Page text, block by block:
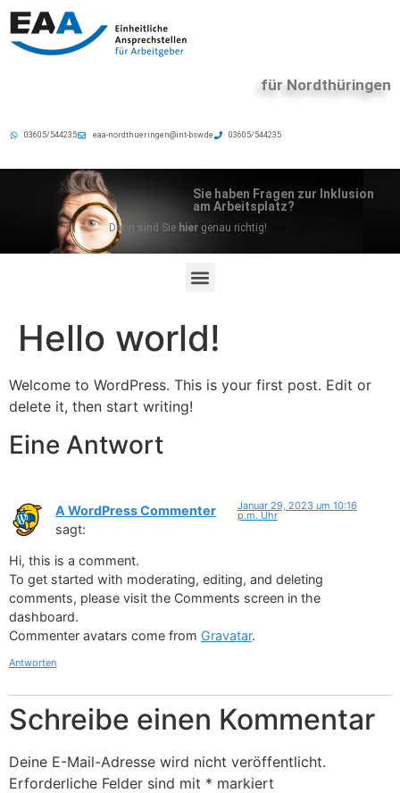
für Nordthüringen
03605/544235 eaa-nordthueringen@int-bsw.de 03605/544235
Sie haben Fragen zur Inklusion
am Arbeitsplatz?
Dann sind Sie hier genau richtig!
Hello world!
Welcome to WordPress. This is your first post. Edit or
delete it, then start writing!
Eine Antwort
A WordPress Commenter
sagt:
Januar 29, 2023 um 10:16
p.m. Uhr
Hi, this is a comment.
To get started with moderating, editing, and deleting
comments, please visit the Comments screen in the
dashboard.
Commenter avatars come from Gravatar.
Antworten
Schreibe einen Kommentar
Deine E-Mail-Adresse wird nicht veröffentlicht.
Erforderliche Felder sind mit * markiert